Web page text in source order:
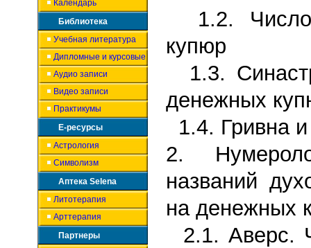
Календарь
Библиотека
Учебная литература
Дипломные и курсовые
Аудио записи
Видео записи
Практикумы
Е-ресурсы
Астрология
Символизм
Аптека Selena
Литотерапия
Арттерапия
Партнеры
1.2.
купюр
1.3.
денежных
1.4. Гривна
2.
названий
на денежных
2.1. Аверс.